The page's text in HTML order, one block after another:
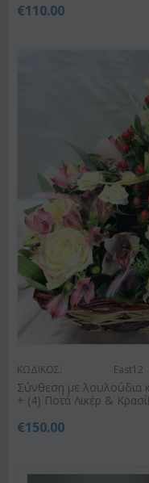
€110.00
ΚΩΔΙΚΟΣ: East12
Σύνθεση με λουλούδια
+ (4) Ποτά Λικέρ &
€150.00